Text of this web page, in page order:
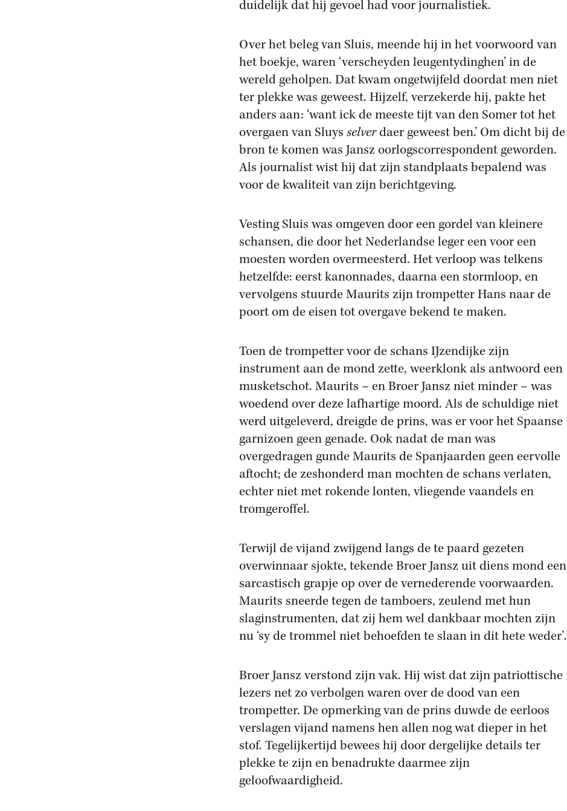
duidelijk dat hij gevoel had voor journalistiek.
Over het beleg van Sluis, meende hij in het voorwoord van
het boekje, waren ‘verscheyden leugentydinghen’ in de
wereld geholpen. Dat kwam ongetwijfeld doordat men niet
ter plekke was geweest. Hijzelf, verzekerde hij, pakte het
anders aan: ‘want ick de meeste tijt van den Somer tot het
overgaen van Sluys selverdaer geweest ben.’ Om dicht bij de
bron te komen was Jansz oorlogscorrespondent geworden.
Als journalist wist hij dat zijn standplaats bepalend was
voor de kwaliteit van zijn berichtgeving.
Vesting Sluis was omgeven door een gordel van kleinere
schansen, die door het Nederlandse leger een voor een
moesten worden overmeesterd. Het verloop was telkens
hetzelfde: eerst kanonnades, daarna een stormloop, en
vervolgens stuurde Maurits zijn trompetter Hans naar de
poort om de eisen tot overgave bekend te maken.
Toen de trompetter voor de schans IJzendijke zijn
instrument aan de mond zette, weerklonk als antwoord een
musketschot. Maurits – en Broer Jansz niet minder – was
woedend over deze lafhartige moord. Als de schuldige niet
werd uitgeleverd, dreigde de prins, was er voor het Spaanse
garnizoen geen genade. Ook nadat de man was
overgedragen gunde Maurits de Spanjaarden geen eervolle
aftocht; de zeshonderd man mochten de schans verlaten,
echter niet met rokende lonten, vliegende vaandels en
tromgeroffel.
Terwijl de vijand zwijgend langs de te paard gezeten
overwinnaar sjokte, tekende Broer Jansz uit diens mond een
sarcastisch grapje op over de vernederende voorwaarden.
Maurits sneerde tegen de tamboers, zeulend met hun
slaginstrumenten, dat zij hem wel dankbaar mochten zijn
nu ‘sy de trommel niet behoefden te slaan in dit hete weder’.
Broer Jansz verstond zijn vak. Hij wist dat zijn patriottische
lezers net zo verbolgen waren over de dood van een
trompetter. De opmerking van de prins duwde de eerloos
verslagen vijand namens hen allen nog wat dieper in het
stof. Tegelijkertijd bewees hij door dergelijke details ter
plekke te zijn en benadrukte daarmee zijn
geloofwaardigheid.